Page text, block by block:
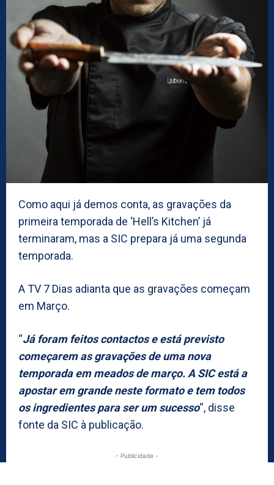
Como aqui já demos conta, as gravações da
primeira temporada de ‘Hell’s Kitchen’ já
terminaram, mas a SIC prepara já uma segunda
temporada.
A TV 7 Dias adianta que as gravações começam
em Março.
“Já foram feitos contactos e está previsto
começarem as gravações de uma nova
temporada em meados de março. A SIC está a
apostar em grande neste formato e tem todos
os ingredientes para ser um sucesso“, disse
fonte da SIC à publicação.
- Publicidade -